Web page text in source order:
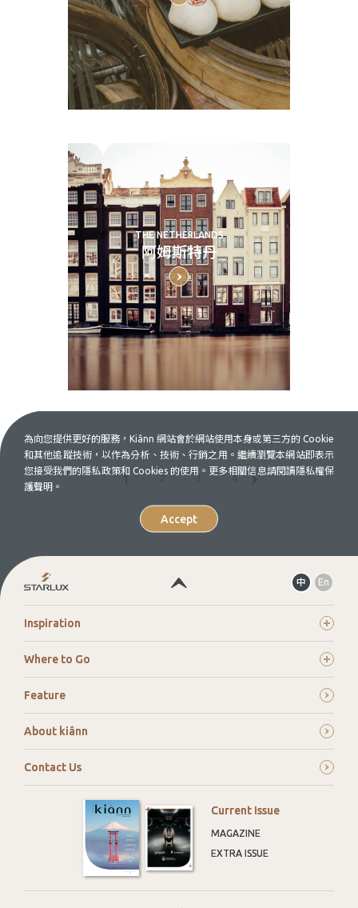
THE NETHERLANDS
阿姆斯特丹
1 2 3 4
為向您提供更好的服務，Kiânn 網站會於網站使用本身或第三方的 Cookie
和其他追蹤技術，以作為分析、技術、行銷之用。繼續瀏覽本網站即表示
您接受我們的隱私政策和 Cookies 的使用。更多相關信息請閱讀隱私權保
護聲明。
Accept
language.
中 En
Inspiration
Where to Go
Feature
About kiânn
Contact Us
Current Issue
MAGAZINE
EXTRA ISSUE